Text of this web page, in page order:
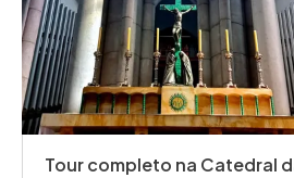
Tour completo na Catedral